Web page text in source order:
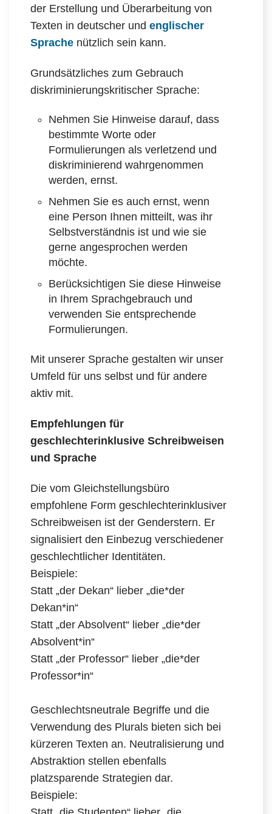
der Erstellung und Überarbeitung von
Texten in deutscher und englischer
Sprache nützlich sein kann.
Grundsätzliches zum Gebrauch
diskriminierungskritischer Sprache:
Nehmen Sie Hinweise darauf, dass
bestimmte Worte oder
Formulierungen als verletzend und
diskriminierend wahrgenommen
werden, ernst.
Nehmen Sie es auch ernst, wenn
eine Person Ihnen mitteilt, was ihr
Selbstverständnis ist und wie sie
gerne angesprochen werden
möchte.
Berücksichtigen Sie diese Hinweise
in Ihrem Sprachgebrauch und
verwenden Sie entsprechende
Formulierungen.
Mit unserer Sprache gestalten wir unser
Umfeld für uns selbst und für andere
aktiv mit.
Empfehlungen für
geschlechterinklusive Schreibweisen
und Sprache
Die vom Gleichstellungsbüro
empfohlene Form geschlechterinklusiver
Schreibweisen ist der Genderstern. Er
signalisiert den Einbezug verschiedener
geschlechtlicher Identitäten.
Beispiele:
Statt „der Dekan“ lieber „die*der
Dekan*in“
Statt „der Absolvent“ lieber „die*der
Absolvent*in“
Statt „der Professor“ lieber „die*der
Professor*in“
Geschlechtsneutrale Begriffe und die
Verwendung des Plurals bieten sich bei
kürzeren Texten an. Neutralisierung und
Abstraktion stellen ebenfalls
platzsparende Strategien dar.
Beispiele: